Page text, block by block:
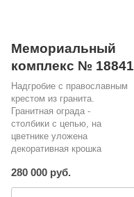
Мемориальный
комплекс № 18841
Надгробие с православным
крестом из гранита.
Гранитная ограда -
столбики с цепью, на
цветнике уложена
декоративная крошка
280 000 руб.